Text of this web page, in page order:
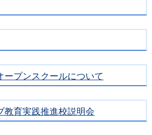
ープンスクールについて
教育実践推進校説明会